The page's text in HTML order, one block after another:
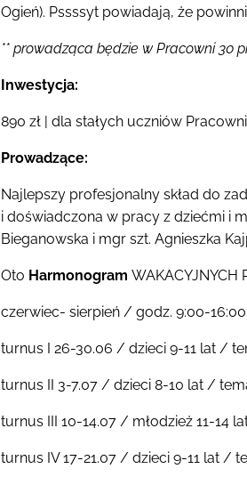
Ogień). Pssssyt powiadają, że
** prowadząca będzie w Pracowni 30
Inwestycja:
890 zł | dla stałych uczniów
Prowadzące:
Najlepszy profesjonalny skład do
i doświadczona w pracy z dziećmi i
Bieganowska i mgr szt. Agnieszka
Oto Harmonogram WAKACYJNYCH
czerwiec- sierpień / godz. 9:00-
turnus I 26-30.06 / dzieci 9-11 lat /
turnus II 3-7.07 / dzieci 8-10 lat /
turnus III 10-14.07 / młodzież 11-14
turnus IV 17-21.07 / dzieci 9-11 lat /